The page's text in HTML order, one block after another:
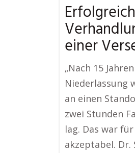
einer
„Nach 15
Niederlassung
an einen
zwei Stunden
lag. Das war
akzeptabel. Dr.